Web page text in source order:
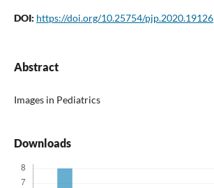
DOI: https://doi.org/10.25754/pjp.2020.19126
Abstract
Images in Pediatrics
Downloads